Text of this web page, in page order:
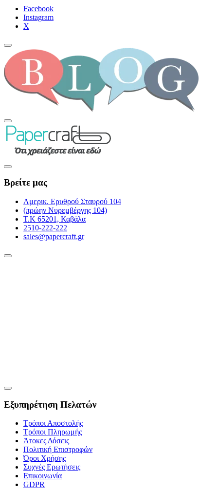
Facebook
Instagram
Χ
Βρείτε μας
Αμερικ. Ερυθρού Σταυρού 104
(πρώην Νυρεμβέργης 104)
Τ.Κ 65201, Καβάλα
2510-222-222
sales@papercraft.gr
Εξυπηρέτηση Πελατών
Τρόποι Αποστολής
Τρόποι Πληρωμής
Άτοκες Δόσεις
Πολιτική Επιστροφών
Όροι Χρήσης
Συχνές Ερωτήσεις
Επικοινωνία
GDPR